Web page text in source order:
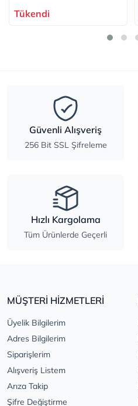
Tükendi
Güvenli Alışveriş
256 Bit SSL Şifreleme
Hızlı Kargolama
Tüm Ürünlerde Geçerli
MÜŞTERİ HİZMETLERİ
Üyelik Bilgilerim
Adres Bilgilerim
Siparişlerim
Alışveriş Listem
Arıza Takip
Şifre Değiştirme